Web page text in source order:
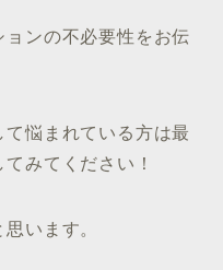
ンの不必要性をお伝
悩まれている方は最
みてください！
います。